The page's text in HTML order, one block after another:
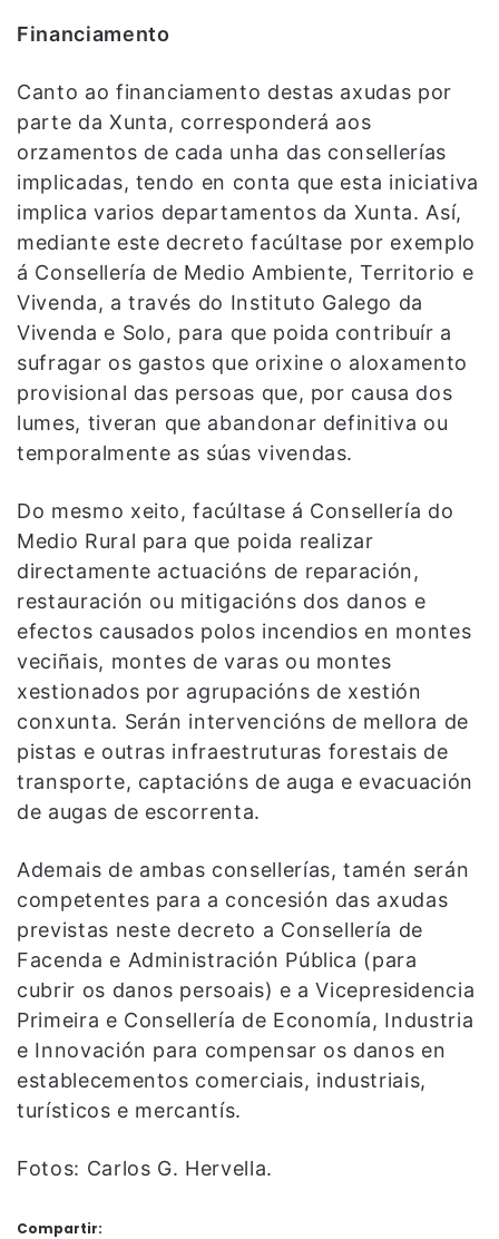
Financiamento
Canto ao financiamento destas axudas por
parte da Xunta, corresponderá aos
orzamentos de cada unha das consellerías
implicadas, tendo en conta que esta iniciativa
implica varios departamentos da Xunta. Así,
mediante este decreto facúltase por exemplo
á Consellería de Medio Ambiente, Territorio e
Vivenda, a través do Instituto Galego da
Vivenda e Solo, para que poida contribuír a
sufragar os gastos que orixine o aloxamento
provisional das persoas que, por causa dos
lumes, tiveran que abandonar definitiva ou
temporalmente as súas vivendas.
Do mesmo xeito, facúltase á Consellería do
Medio Rural para que poida realizar
directamente actuacións de reparación,
restauración ou mitigacións dos danos e
efectos causados polos incendios en montes
veciñais, montes de varas ou montes
xestionados por agrupacións de xestión
conxunta. Serán intervencións de mellora de
pistas e outras infraestruturas forestais de
transporte, captacións de auga e evacuación
de augas de escorrenta.
Ademais de ambas consellerías, tamén serán
competentes para a concesión das axudas
previstas neste decreto a Consellería de
Facenda e Administración Pública (para
cubrir os danos persoais) e a Vicepresidencia
Primeira e Consellería de Economía, Industria
e Innovación para compensar os danos en
establecementos comerciais, industriais,
turísticos e mercantís.
Fotos: Carlos G. Hervella.
Compartir: